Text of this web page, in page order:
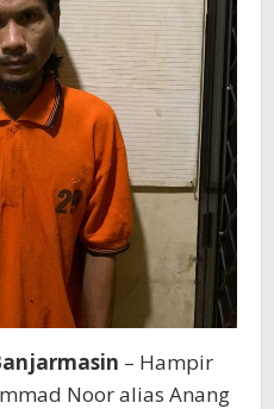
– Hampir
Noor alias Anang